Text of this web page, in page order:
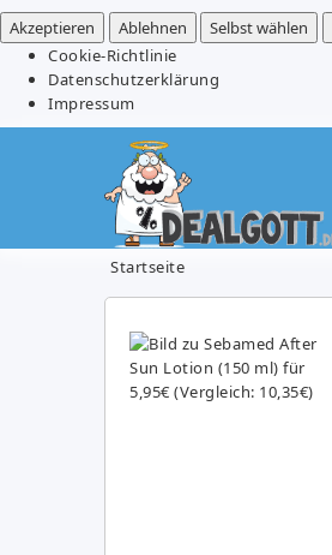
Akzeptieren
Ablehnen Selbst wählen
Cookie-Richtlinie
Datenschutzerklärung
Impressum
Startseite